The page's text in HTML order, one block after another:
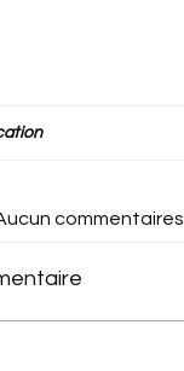
commentaires